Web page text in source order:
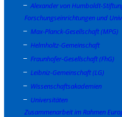
Alexander von Humboldt-
Forschungseinrichtungen und
Max-Planck-Gesellschaft (MPG)
Helmholtz-Gemeinschaft
Fraunhofer-Gesellschaft (FhG)
Leibniz-Gemeinschaft (LG)
Wissenschaftsakademien
Universitäten
Zusammenarbeit im Rahmen